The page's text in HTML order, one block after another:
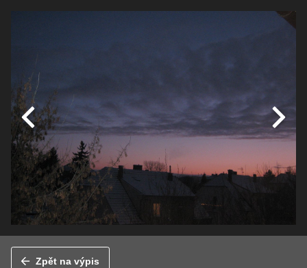
Zpět na výpis